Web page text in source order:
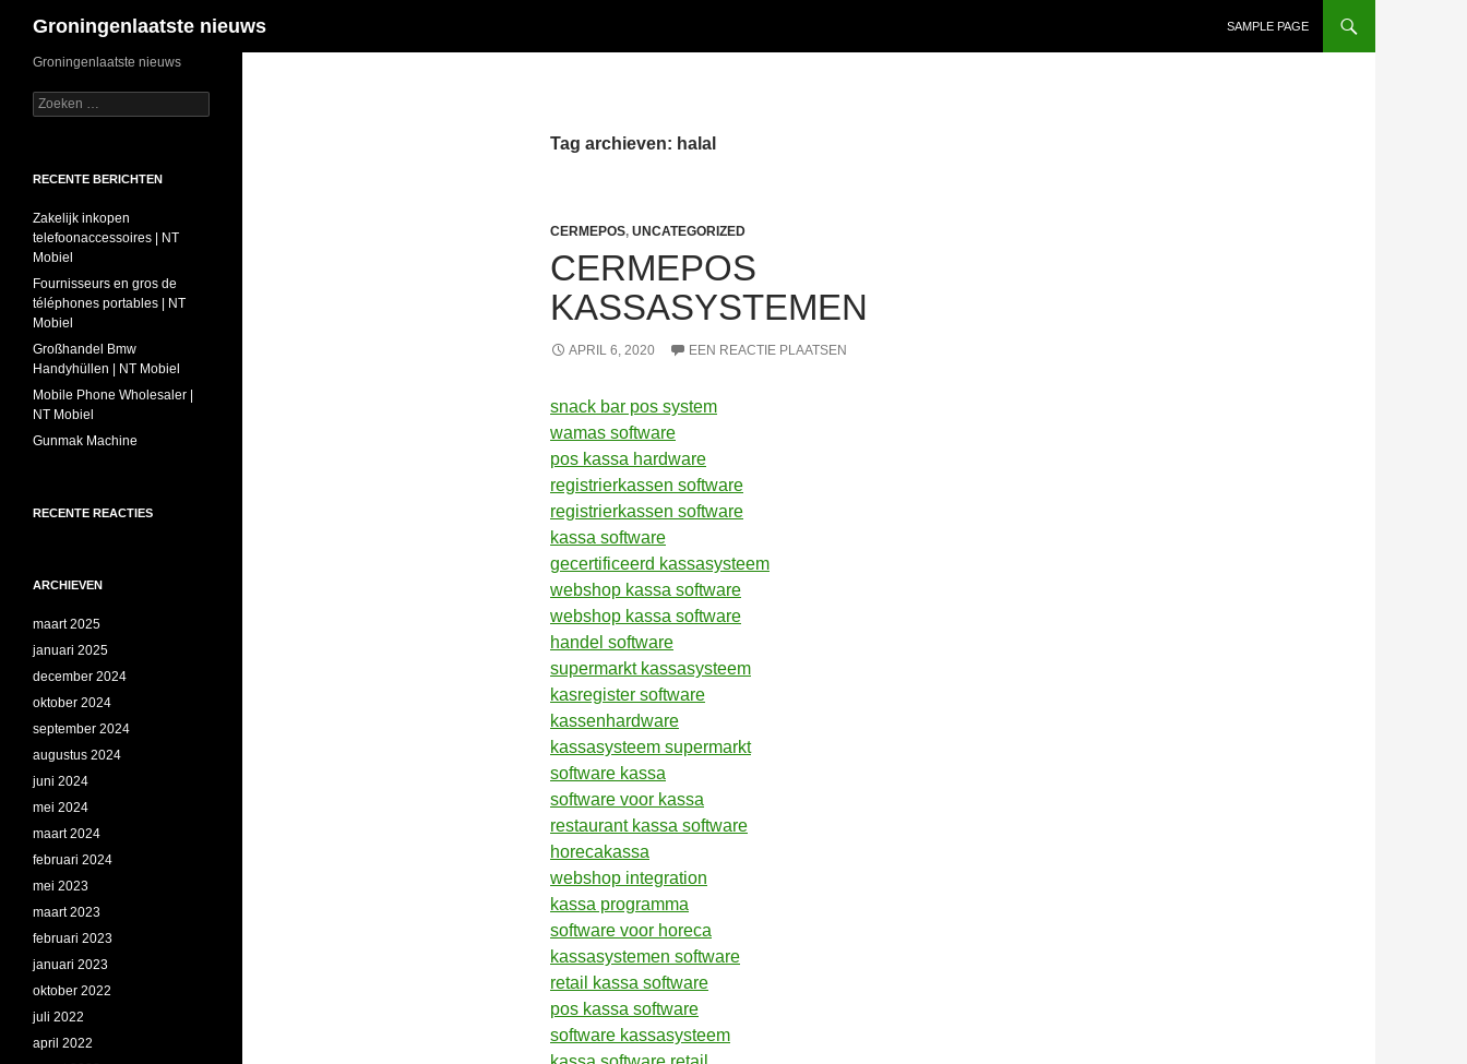
naar
Groningenlaatste nieuws SAMPLE PAGE
Tag archieven: halal
CERMEPOS, UNCATEGORIZED
CERMEPOS
KASSASYSTEMEN
APRIL 6, 2020 EEN REACTIE PLAATSEN
snack bar pos system
wamas software
pos kassa hardware
registrierkassen software
registrierkassen software
kassa software
gecertificeerd kassasysteem
webshop kassa software
webshop kassa software
handel software
supermarkt kassasysteem
kasregister software
kassenhardware
kassasysteem supermarkt
software kassa
software voor kassa
restaurant kassa software
horecakassa
webshop integration
kassa programma
software voor horeca
kassasystemen software
retail kassa software
pos kassa software
software kassasysteem
Groningenlaatste nieuws
Zoeken
naar:
RECENTE BERICHTEN
Zakelijk inkopen
telefoonaccessoires | NT
Mobiel
Fournisseurs en gros de
téléphones portables | NT
Mobiel
Großhandel Bmw
Handyhüllen | NT Mobiel
Mobile Phone Wholesaler |
NT Mobiel
Gunmak Machine
RECENTE REACTIES
ARCHIEVEN
maart 2025
januari 2025
december 2024
oktober 2024
september 2024
augustus 2024
juni 2024
mei 2024
maart 2024
februari 2024
mei 2023
maart 2023
februari 2023
januari 2023
oktober 2022
juli 2022
april 2022